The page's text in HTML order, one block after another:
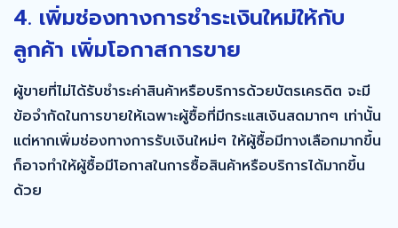
4. เพิ่มช่องทางการชำระเงินใหม่ให้กับ
ลูกค้า เพิ่มโอกาสการขาย
ผู้ขายที่ไม่ได้รับชำระค่าสินค้าหรือบริการด้วยบัตรเครดิต จะมี
ข้อจำกัดในการขายให้เฉพาะผู้ซื้อที่มีกระแสเงินสดมากๆ เท่านั้น
แต่หากเพิ่มช่องทางการรับเงินใหม่ๆ ให้ผู้ซื้อมีทางเลือกมากขึ้น
ก็อาจทำให้ผู้ซื้อมีโอกาสในการซื้อสินค้าหรือบริการได้มากขึ้น
ด้วย